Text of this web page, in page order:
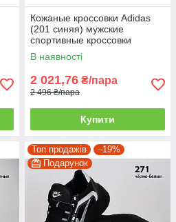
Кожаные кроссовки Adidas
(201 синяя) мужские
спортивные кроссовки
шкіряні чоловічі
В наявності
2 021,76 ₴/пара
2 496 ₴/пара
Купити
Топ продажів
–19%
Подарунок